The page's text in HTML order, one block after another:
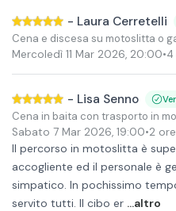
- Laura Cerretelli
Cena e discesa su motoslitta o
Mercoledì 11 Mar 2026, 20:00•4
- Lisa Senno
Cena in baita con trasporto in
Sabato 7 Mar 2026, 19:00•2 ore
Il percorso in motoslitta è
accogliente ed il personale è
simpatico. In pochissimo
servito tutti. Il cibo er ...altro